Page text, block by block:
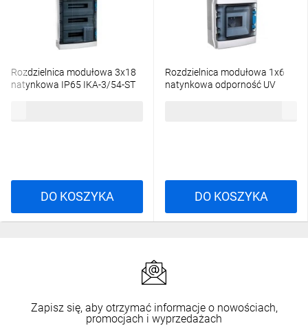
Rozdzielnica modułowa 3x18
natynkowa IP65 IKA-3/54-ST
DO KOSZYKA
Rozdzielnica modułowa 1x6
natynkowa odporność UV
DO KOSZYKA
Zapisz się, aby otrzymać informacje o nowościach,
promocjach i wyprzedażach